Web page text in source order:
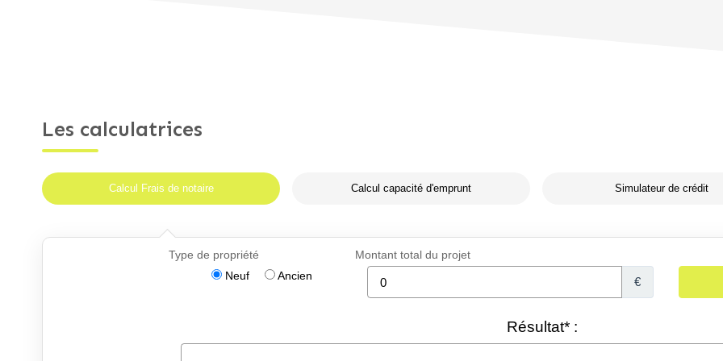
Les calculatrices
Calcul Frais de notaire Calcul capacité d'emprunt Simulateur de crédit